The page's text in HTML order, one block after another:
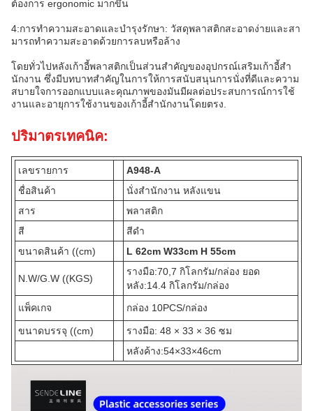
ต้องการ ergonomic มากขึ้น
4:การทําความสะอาดและบํารุงรักษา: วัสดุพลาสติกสะอาดง่ายและสา
มารถทําความสะอาดด้วยการลบหรือล้าง
โดยทั่วไปหลังเก้าอี้พลาสติกเป็นส่วนสําคัญของอุปกรณ์เสริมเก้าอี้สํา
นักงาน ซึ่งมีบทบาทสําคัญในการให้การสนับสนุนการนั่งที่ดีและความ
สบายใจการออกแบบและคุณภาพของมันมีผลต่อประสบการณ์การใช้
งานและอายุการใช้งานของเก้าอี้สํานักงานโดยตรง.
ปริมาตรเทคนิค:
เลขรายการ
A948-A
ชื่อสินค้า
นั่งสํานักงาน หลังแขน
สาร
พลาสติก
สี
สีดํา
ขนาดสินค้า ((cm)
L 62cm W33cm H 55cm
N.W/G.W ((KGS)
รางมือ:70,7 กิโลกรัม/กล่อง ยอด
หลัง:14.4 กิโลกรัม/กล่อง
แพ็คเกจ
กล่อง 10PCS/กล่อง
ขนาดบรรจุ ((cm)
รางมือ: 48 × 33 × 36 ซม
หลังค้าง:54×33×46cm